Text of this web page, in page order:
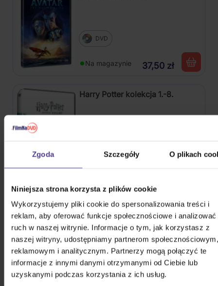
Zgoda Szczegóły O plikach
Niniejsza strona korzysta z plików cookie
Wykorzystujemy pliki cookie do spersonalizowania treści i
reklam, aby oferować funkcje społecznościowe i analizować
ruch w naszej witrynie. Informacje o tym, jak korzystasz z
naszej witryny, udostępniamy partnerom społecznościowym,
reklamowym i analitycznym. Partnerzy mogą połączyć te
informacje z innymi danymi otrzymanymi od Ciebie lub
uzyskanymi podczas korzystania z ich usług.
DVD
Na magazynie 37,50 zł
Harry Potter kolekcja 1.-8.
2Blu-ray
Na magazynie 75,10 zł